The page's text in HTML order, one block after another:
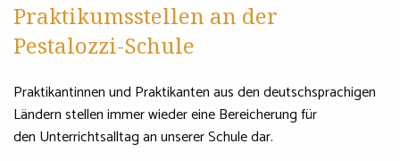
Praktikumsstellen an der
Pestalozzi-Schule
Praktikantinnen und Praktikanten aus den deutschsprachigen
Ländern stellen immer wieder eine Bereicherung für
den Unterrichtsalltag an unserer Schule dar.